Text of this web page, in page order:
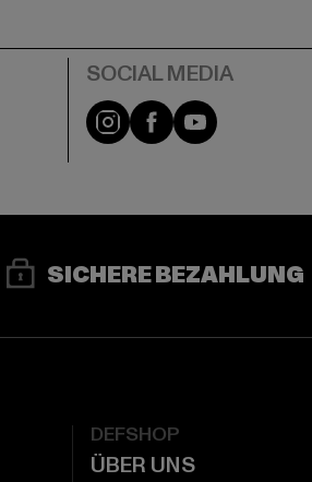
Instagram
FacebookYouTube
SICHERE BEZAHLUNG
DEFSHOP
ÜBER UNS